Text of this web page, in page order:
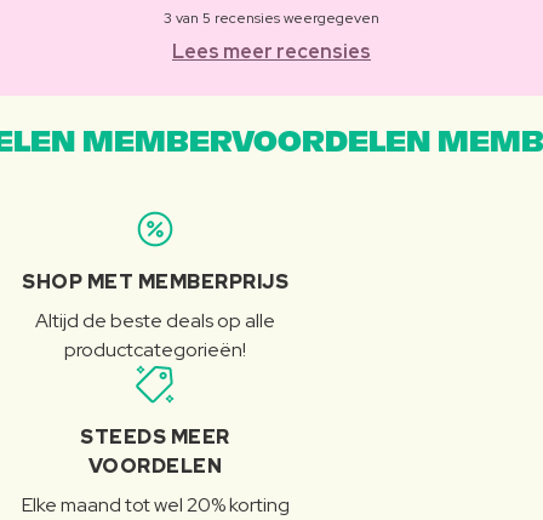
3 van 5 recensies weergegeven
Lees meer recensies
MEMBERVOORDELEN
SHOP MET MEMBERPRIJS
Altijd de beste deals op alle
productcategorieën!
STEEDS MEER
VOORDELEN
Elke maand tot wel 20% korting